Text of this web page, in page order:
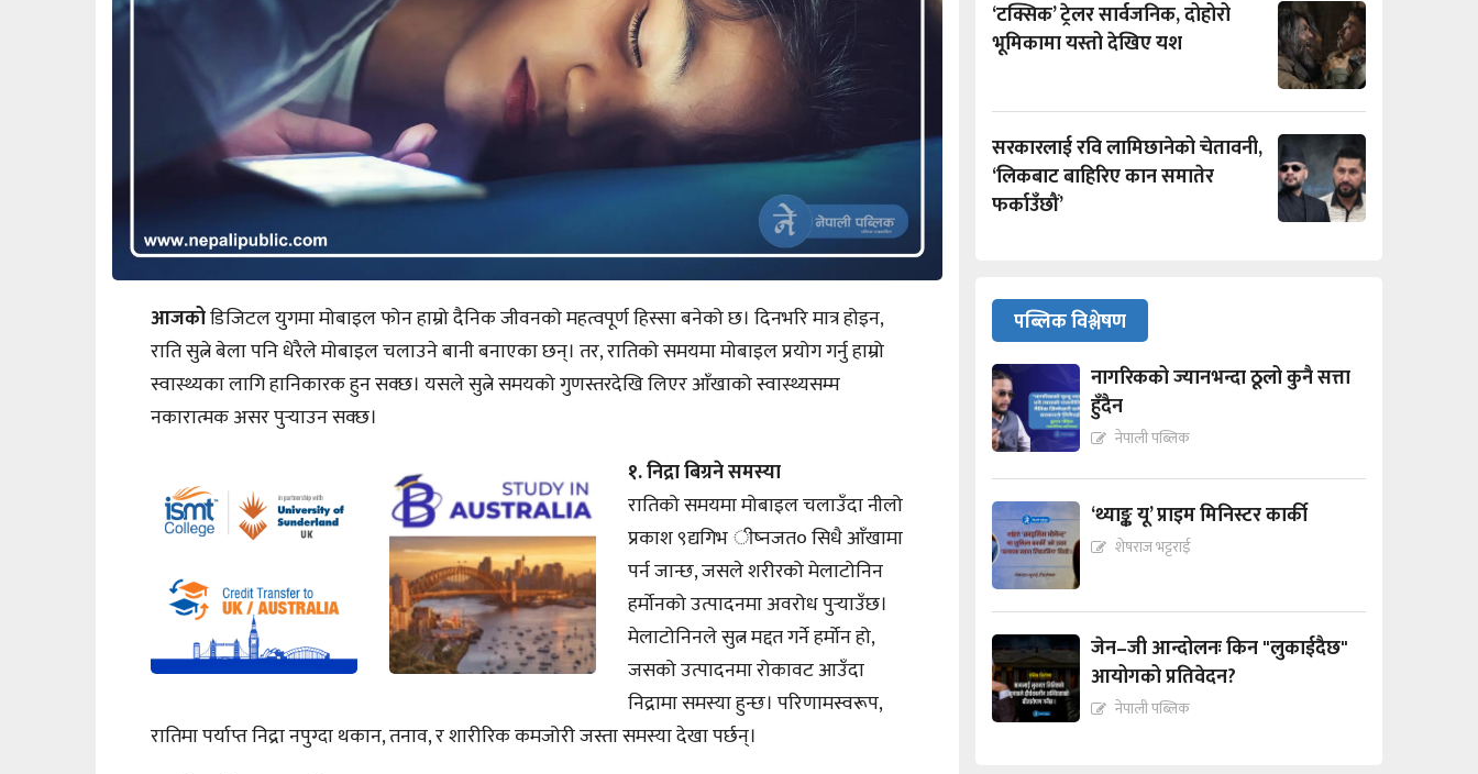
आजकोडिजिटल युगमा मोबाइल फोन हाम्रो दैनिक जीवनको महत्वपूर्ण हिस्सा बनेको छ। दिनभरि मात्र होइन,
राति सुत्ने बेला पनि धेरैले मोबाइल चलाउने बानी बनाएका छन्। तर, रातिको समयमा मोबाइल प्रयोग गर्नु हाम्रो
स्वास्थ्यका लागि हानिकारक हुन सक्छ। यसले सुत्ने समयको गुणस्तरदेखि लिएर आँखाको स्वास्थ्यसम्म
नकारात्मक असर पुर्‍याउन सक्छ।
१. निद्रा बिग्रने समस्या
रातिको समयमा मोबाइल चलाउँदा नीलो
प्रकाश ९द्यगिभ ीष्नजत० सिधै आँखामा
पर्न जान्छ, जसले शरीरको मेलाटोनिन
हर्मोनको उत्पादनमा अवरोध पुर्‍याउँछ।
मेलाटोनिनले सुत्न मद्दत गर्ने हर्मोन हो,
जसको उत्पादनमा रोकावट आउँदा
निद्रामा समस्या हुन्छ। परिणामस्वरूप,
रातिमा पर्याप्त निद्रा नपुग्दा थकान, तनाव, र शारीरिक कमजोरी जस्ता समस्या देखा पर्छन्।
‘टक्सिक’ ट्रेलर सार्वजनिक, दोहोरो
भूमिकामा यस्तो देखिए यश
सरकारलाई रवि लामिछानेको चेतावनी,
‘लिकबाट बाहिरिए कान समातेर
फर्काउँछौं’
पब्लिक विश्लेषण
नागरिकको ज्यानभन्दा ठूलो कुनै सत्ता
हुँदैन
नेपाली पब्लिक
‘थ्याङ्क यू’ प्राइम मिनिस्टर कार्की
शेषराज भट्टराई
जेन–जी आन्दोलनः किन "लुकाईदैछ"
आयोगको प्रतिवेदन?
नेपाली पब्लिक